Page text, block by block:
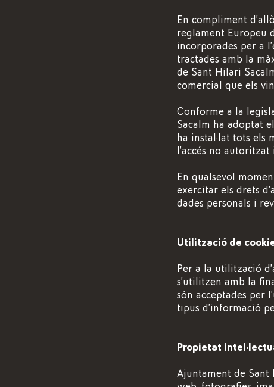
En compliment
reglament Europeu
incorporades per a
tractades amb la
de Sant Hilari
comercial que els
Conforme a la
Sacalm ha adoptat
ha instal·lat tots els
l’accés no
En qualsevol
exercitar els drets
dades personals i
Utilització de
Per a la utilització
s’utilitzen amb la
són acceptades per
tipus d’informació
Propietat
Ajuntament de Sant